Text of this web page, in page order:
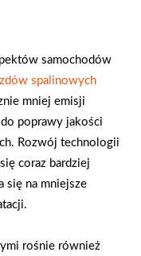
samochodów
spalinowych
mniej emisji
poprawy jakości
Rozwój technologii
coraz bardziej
się na mniejsze
rośnie również